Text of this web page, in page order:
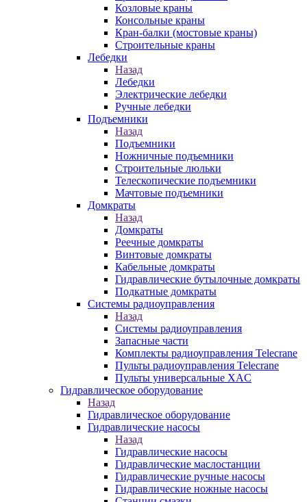
Козловые краны
Консольные краны
Кран-балки (мостовые краны)
Строительные краны
Лебедки
Назад
Лебедки
Электрические лебедки
Ручные лебедки
Подъемники
Назад
Подъемники
Ножничные подъемники
Строительные люльки
Телескопические подъемники
Мачтовые подъемники
Домкраты
Назад
Домкраты
Реечные домкраты
Винтовые домкраты
Кабельные домкраты
Гидравлические бутылочные домкраты
Подкатные домкраты
Системы радиоуправления
Назад
Системы радиоуправления
Запасные части
Комплекты радиоуправления Telecrane
Пульты радиоуправления Telecrane
Пульты универсальные XAC
Гидравлическое оборудование
Назад
Гидравлическое оборудование
Гидравлические насосы
Назад
Гидравлические насосы
Гидравлические маслостанции
Гидравлические ручные насосы
Гидравлические ножные насосы